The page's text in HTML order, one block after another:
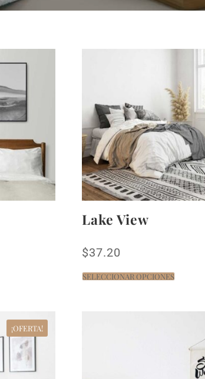
Lake View
$37.20
SELECCIONAR OPCIONES
¡OFERTA!